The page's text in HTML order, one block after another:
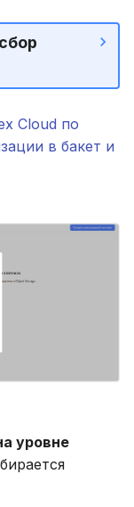
Cloud по
в бакет и
уровне